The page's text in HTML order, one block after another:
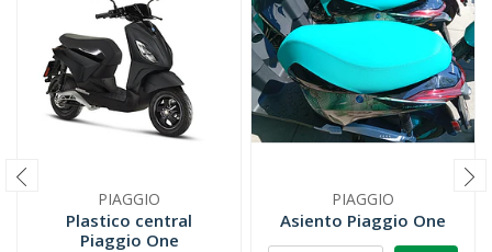
PIAGGIO
Plastico central
Piaggio One
PIAGGIO
Asiento Piaggio One